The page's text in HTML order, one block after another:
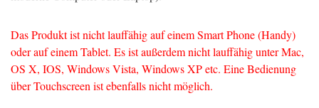
Das Produkt ist nicht lauffähig auf einem Smart Phone (Handy)
oder auf einem Tablet. Es ist außerdem nicht lauffähig unter Mac,
OS X, IOS, Windows Vista, Windows XP etc. Eine Bedienung
über Touchscreen ist ebenfalls nicht möglich.